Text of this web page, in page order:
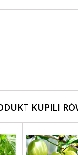
KUPILI